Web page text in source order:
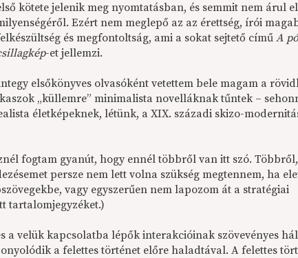
kötete jelenik meg nyomtatásban, és semmit nem árul
Ezért nem meglepő az az érettség, írói
és megfontoltság, ami a sokat sejtető címűA
-et jellemzi.
elsőkönyves olvasóként vetettem bele magam a
„küllemre” minimalista novelláknak tűntek –
életképeknek, létünk, a XIX. századi skizo-
fogtam gyanút, hogy ennél többről van itt szó.
persze nem lett volna szükség megtennem, ha
vagy egyszerűen nem lapozom át a stratégiai
tartalomjegyzéket.)
a velük kapcsolatba lépők interakcióinak szövevényes
a felettes történet előre haladtával. A felettes